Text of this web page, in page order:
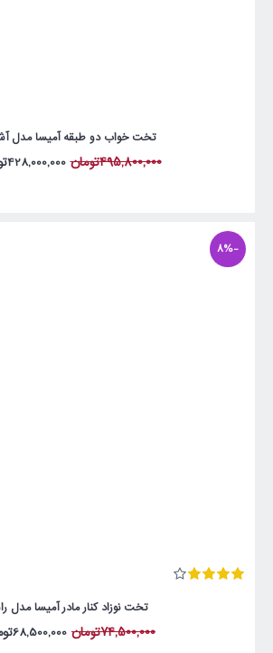
تخت خواب دو طبقه آمیسا مدل
495,800,000تومان 428,000,000تومان
-8%
تخت نوزاد کنار مادر آمیسا مدل
74,500,000تومان 68,500,000تومان